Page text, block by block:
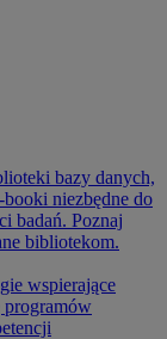
bazy danych,
niezbędne do
badań. Poznaj
bibliotekom.
wspierające
programów